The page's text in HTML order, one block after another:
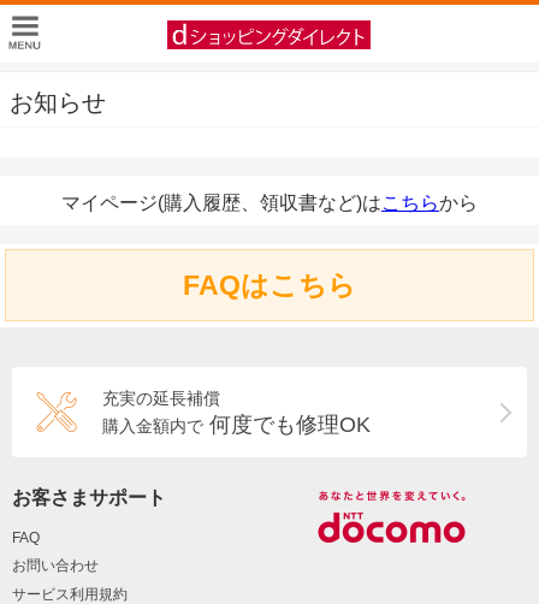
お知らせ
マイページ(購入履歴、領収書など)はこちらから
FAQはこちら
充実の延長補償
購入金額内で 何度でも修理OK
お客さまサポート
FAQ
お問い合わせ
サービス利用規約